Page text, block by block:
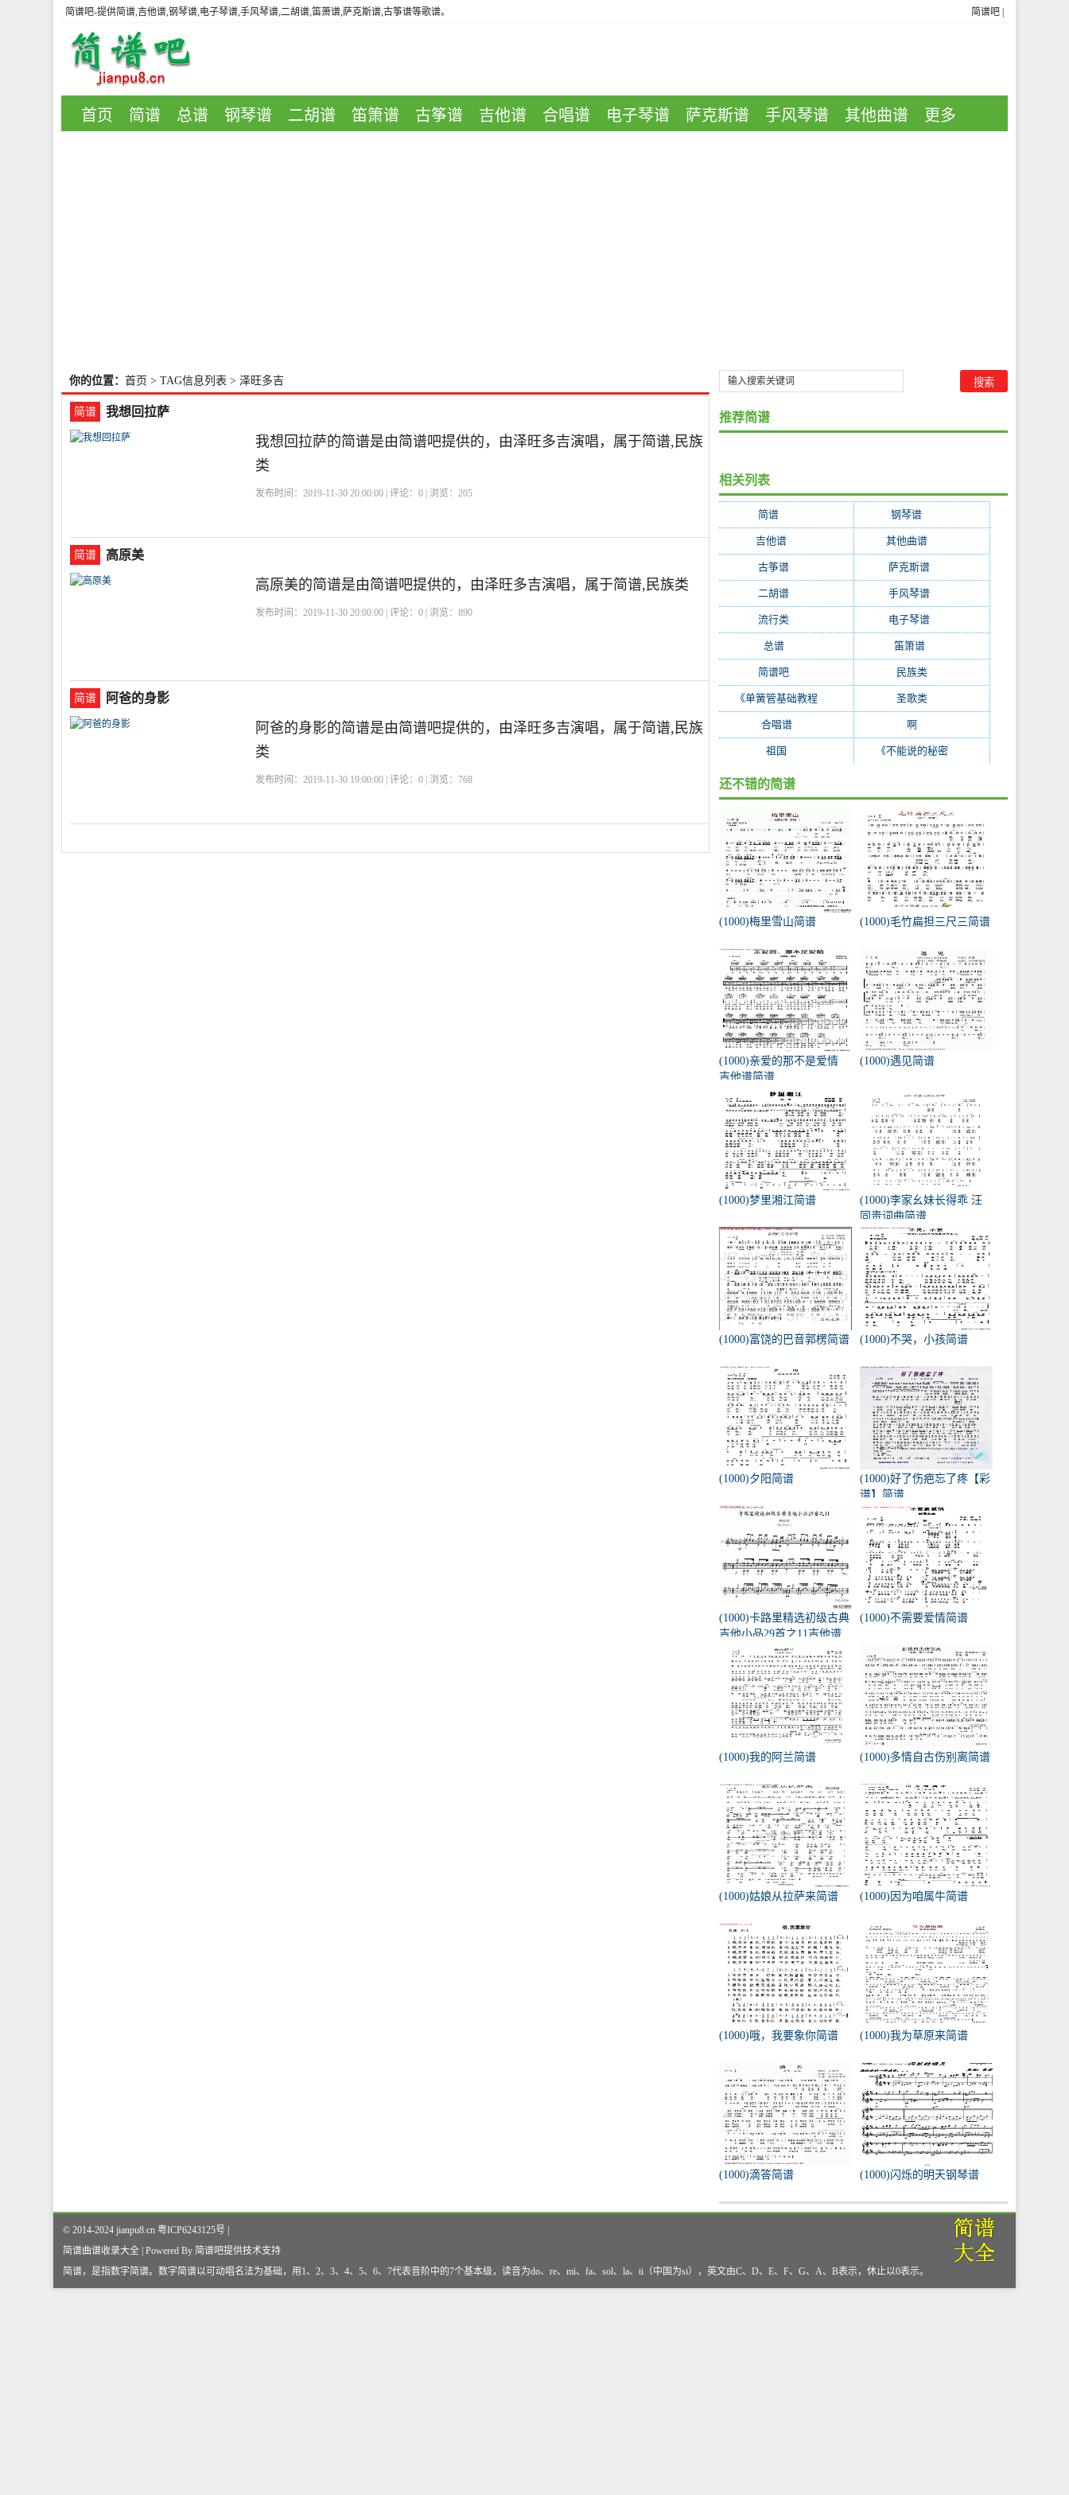
简谱吧
简谱吧-提供简谱,吉他谱,钢琴谱,电子琴谱,手风琴谱,二胡谱,笛萧谱,萨克斯谱,古筝谱等歌谱。
首页 简谱 总谱 钢琴谱 二胡谱 笛箫谱 古筝谱 吉他谱 合唱谱 电子琴谱 萨克斯谱 手风琴谱 其他曲谱 更多
你的位置： 首页 > TAG信息列表 > 泽旺多吉
简谱 我想回拉萨
我想回拉萨的简谱是由简谱吧提供的，由泽旺多吉演唱，属于简谱,民族
类
发布时间：2019-11-30 20:00:00 | 评论：0 | 浏览：205
简谱 高原美
高原美的简谱是由简谱吧提供的，由泽旺多吉演唱，属于简谱,民族类
发布时间：2019-11-30 20:00:00 | 评论：0 | 浏览：890
简谱 阿爸的身影
阿爸的身影的简谱是由简谱吧提供的，由泽旺多吉演唱，属于简谱,民族
类
发布时间：2019-11-30 19:00:00 | 评论：0 | 浏览： 768
推荐简谱
相关列表
简谱(35314) 钢琴谱
吉他谱(4363) 其他曲谱(2333)
古筝谱 萨克斯谱
二胡谱 手风琴谱
流行类 电子琴谱
总谱(195) 笛箫谱(153)
简谱吧 民族类
《单簧管基础教程 圣歌类
合唱谱(38) 啊
祖国 《不能说的秘密
还不错的简谱
(1000)梅里雪山简谱 (1000)毛竹扁担三尺三简谱
(1000)亲爱的那不是爱情
吉他谱简谱
(1000)遇见简谱
(1000)梦里湘江简谱
(1000)李家幺妹长得乖 汪
同贵词曲简谱
(1000)富饶的巴音郭楞简谱 (1000)不哭，小孩简谱
(1000)夕阳简谱
(1000)好了伤疤忘了疼【彩
谱】简谱
(1000)卡路里精选初级古典
吉他小品29首之11吉他谱
(1000)不需要爱情简谱
(1000)我的阿兰简谱 (1000)多情自古伤别离简谱
(1000)姑娘从拉萨来简谱 (1000)因为咱属牛简谱
(1000)哦，我要象你简谱 (1000)我为草原来简谱
(1000)滴答简谱 (1000)闪烁的明天钢琴谱
© 2014-2024 jianpu8.cn 粤ICP6243125号 |
简谱曲谱收录大全 | Powered By 简谱吧提供技术支持
简谱，是指数字简谱。数字简谱以可动唱名法为基础，用1、2、3、4、5、6、7代表音阶中的7个基本级，读音为do、re、mi、fa、sol、la、ti（中国为si），英文由C、D、E、F、G、A、B表示，休止以0表示。